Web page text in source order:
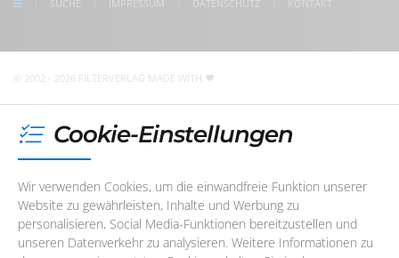
SUCHE IMPRESSUM DATENSCHUTZ KONTAKT
© 2002 - 2026 FILTERVERLAG MADE WITH
Cookie-Einstellungen
Wir verwenden Cookies, um die einwandfreie Funktion unserer
Website zu gewährleisten, Inhalte und Werbung zu
personalisieren, Social Media-Funktionen bereitzustellen und
unseren Datenverkehr zu analysieren. Weitere Informationen zu